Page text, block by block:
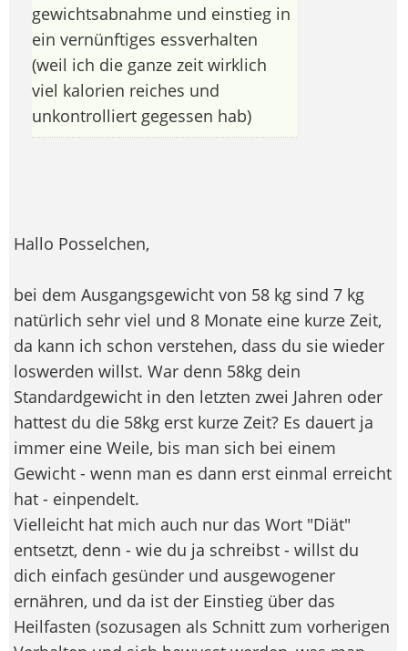
gewichtsabnahme und einstieg in
ein vernünftiges essverhalten
(weil ich die ganze zeit wirklich
viel kalorien reiches und
unkontrolliert gegessen hab)
Hallo Posselchen,
bei dem Ausgangsgewicht von 58 kg sind 7 kg
natürlich sehr viel und 8 Monate eine kurze Zeit,
da kann ich schon verstehen, dass du sie wieder
loswerden willst. War denn 58kg dein
Standardgewicht in den letzten zwei Jahren oder
hattest du die 58kg erst kurze Zeit? Es dauert ja
immer eine Weile, bis man sich bei einem
Gewicht - wenn man es dann erst einmal erreicht
hat - einpendelt.
Vielleicht hat mich auch nur das Wort "Diät"
entsetzt, denn - wie du ja schreibst - willst du
dich einfach gesünder und ausgewogener
ernähren, und da ist der Einstieg über das
Heilfasten (sozusagen als Schnitt zum vorherigen